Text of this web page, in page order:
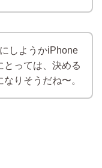
しようかiPhone
とっては、決める
りそうだね〜。